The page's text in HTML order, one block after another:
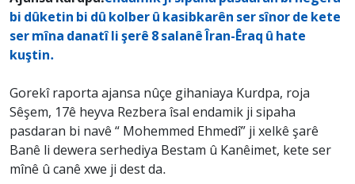
bi dûketin bi dû kolber û kasibkarên ser sînor de kete
ser mîna danatî li şerê 8 salanê Îran-Êraq û hate
kuştin.
Gorekî raporta ajansa nûçe gihaniaya Kurdpa, roja
Sêşem, 17ê heyva Rezbera îsal endamik ji sipaha
pasdaran bi navê “ Mohemmed Ehmedî” ji xelkê şarê
Banê li dewera serhediya Bestam û Kanêimet, kete ser
mînê û canê xwe ji dest da.